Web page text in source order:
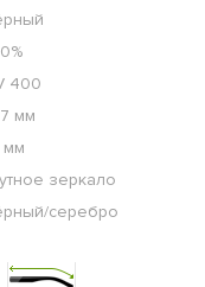
400
мм
мм
зеркало
серебро